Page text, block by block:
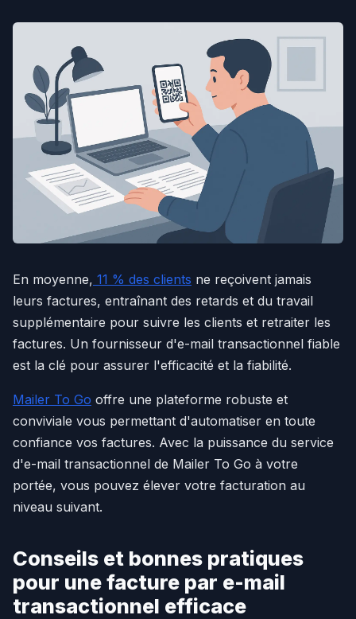
En moyenne, 11 % des clients ne reçoivent jamais
leurs factures, entraînant des retards et du travail
supplémentaire pour suivre les clients et retraiter les
factures. Un fournisseur d'e-mail transactionnel fiable
est la clé pour assurer l'efficacité et la fiabilité.
Mailer To Go offre une plateforme robuste et
conviviale vous permettant d'automatiser en toute
confiance vos factures. Avec la puissance du service
d'e-mail transactionnel de Mailer To Go à votre
portée, vous pouvez élever votre facturation au
niveau suivant.
Conseils et bonnes pratiques
pour une facture par e-mail
transactionnel efficace